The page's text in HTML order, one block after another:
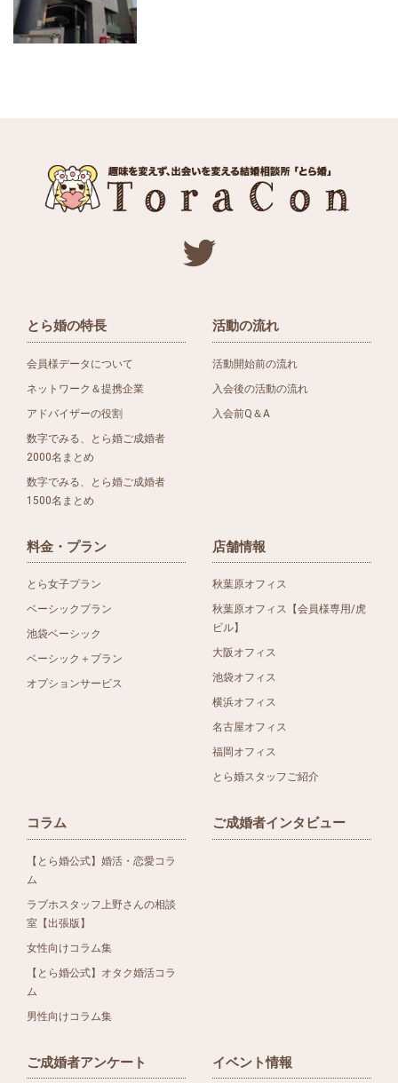
とら婚の特長
会員様データについて
ネットワーク＆提携企業
アドバイザーの役割
数字でみる、とら婚ご成婚者
2000名まとめ
数字でみる、とら婚ご成婚者
1500名まとめ
活動の流れ
活動開始前の流れ
入会後の活動の流れ
入会前Q＆A
料金・プラン
とら女子プラン
ベーシックプラン
池袋ベーシック
ベーシック＋プラン
オプションサービス
店舗情報
秋葉原オフィス
秋葉原オフィス【会員様専用/虎
ビル】
大阪オフィス
池袋オフィス
横浜オフィス
名古屋オフィス
福岡オフィス
とら婚スタッフご紹介
コラム
【とら婚公式】婚活・恋愛コラ
ム
ラブホスタッフ上野さんの相談
室【出張版】
女性向けコラム集
【とら婚公式】オタク婚活コラ
ム
男性向けコラム集
ご成婚者インタビュー
ご成婚者アンケート イベント情報